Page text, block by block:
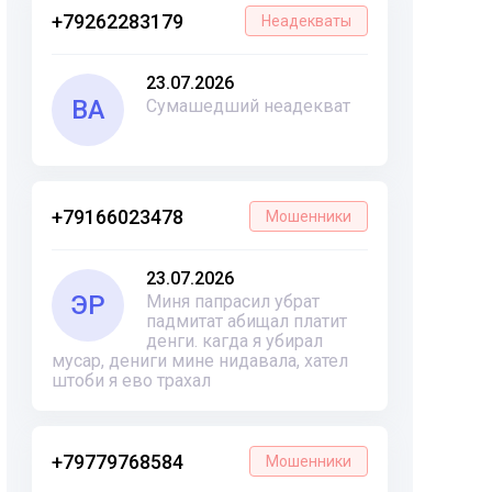
+79262283179 Неадекваты
ВА
23.07.2026
Сумашедший неадекват
+79166023478 Мошенники
ЭР
23.07.2026
Миня папрасил убрат
падмитат абищал платит
денги. кагда я убирал
мусар, дениги мине нидавала, хател
штоби я ево трахал
+79779768584 Мошенники